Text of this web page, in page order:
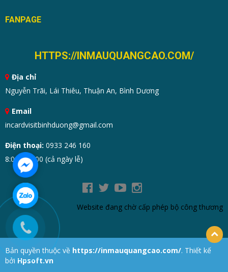
FANPAGE
HTTPS://INMAUQUANGCAO.COM/
Địa chỉ
Nguyễn Trãi, Lái Thiêu, Thuận An, Bình Dương
Email
incardvisitbinhduong@gmail.com
Điện thoại: 0933 246 160
8:00 - 19:00 (cả ngày lễ)
Website đang chờ cấp phép bộ công thương
Bản quyền thuộc về https://inmauquangcao.com/. Thiết kế
bởi Hpsoft.vn